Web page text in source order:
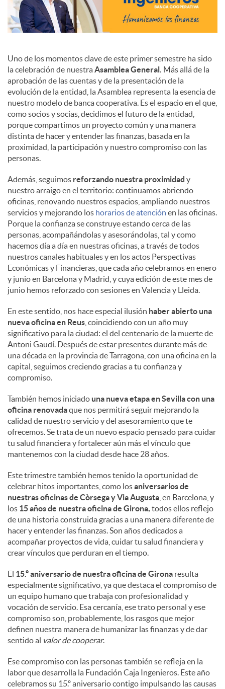
Uno de los momentos clave de este primer semestre ha sido
la celebración de nuestra Asamblea General. Más allá de la
aprobación de las cuentas y de la presentación de la
evolución de la entidad, la Asamblea representa la esencia de
nuestro modelo de banca cooperativa. Es el espacio en el que,
como socios y socias, decidimos el futuro de la entidad,
porque compartimos un proyecto común y una manera
distinta de hacer y entender las finanzas, basada en la
proximidad, la participación y nuestro compromiso con las
personas.
Además, seguimos reforzando nuestra proximidad y
nuestro arraigo en el territorio: continuamos abriendo
oficinas, renovando nuestros espacios, ampliando nuestros
servicios y mejorando los horarios de atención en las oficinas.
Porque la confianza se construye estando cerca de las
personas, acompañándolas y asesorándolas, tal y como
hacemos día a día en nuestras oficinas, a través de todos
nuestros canales habituales y en los actos Perspectivas
Económicas y Financieras, que cada año celebramos en enero
y junio en Barcelona y Madrid, y cuya edición de este mes de
junio hemos reforzado con sesiones en Valencia y Lleida.
En este sentido, nos hace especial ilusión haber abierto una
nueva oficina en Reus , coincidiendo con un año muy
significativo para la ciudad: el del centenario de la muerte de
Antoni Gaudí. Después de estar presentes durante más de
una década en la provincia de Tarragona, con una oficina en la
capital, seguimos creciendo gracias a tu confianza y
compromiso.
También hemos iniciado una nueva etapa en Sevilla con una
oficina renovadaque nos permitirá seguir mejorando la
calidad de nuestro servicio y del asesoramiento que te
ofrecemos. Se trata de un nuevo espacio pensado para cuidar
tu salud financiera y fortalecer aún más el vínculo que
mantenemos con la ciudad desde hace 28 años.
Este trimestre también hemos tenido la oportunidad de
celebrar hitos importantes, como losaniversarios de
nuestras oficinas de Còrsega y Via Augusta , en Barcelona, y
los 15 años de nuestra oficina de Girona, todos ellos reflejo
de una historia construida gracias a una manera diferente de
hacer y entender las finanzas. Son años dedicados a
acompañar proyectos de vida, cuidar tu salud financiera y
crear vínculos que perduran en el tiempo.
El 15.º aniversario de nuestra oficina de Girona resulta
especialmente significativo, ya que destaca el compromiso de
un equipo humano que trabaja con profesionalidad y
vocación de servicio. Esa cercanía, ese trato personal y ese
compromiso son, probablemente, los rasgos que mejor
definen nuestra manera de humanizar las finanzas y de dar
sentido al valor de cooperar.
Ese compromiso con las personas también se refleja en la
labor que desarrolla la Fundación Caja Ingenieros. Este año
celebramos su 15.º aniversario contigo impulsando las causas